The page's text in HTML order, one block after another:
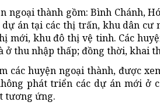
ngoại thành gồm: Bình Chánh,
án tại các thị trấn, khu dân
mới, khu đô thị vệ tinh. Các
ở thu nhập thấp; đồng thời, khai
các huyện ngoại thành, được
phát triển các dự án mới ở
tương ứng.